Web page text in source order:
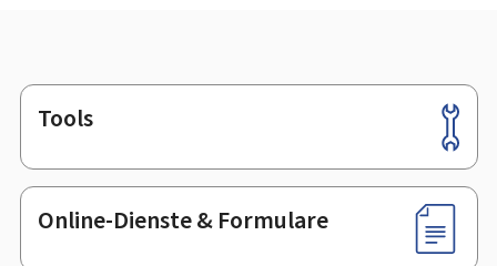
Footer
Tools
Online-Dienste & Formulare